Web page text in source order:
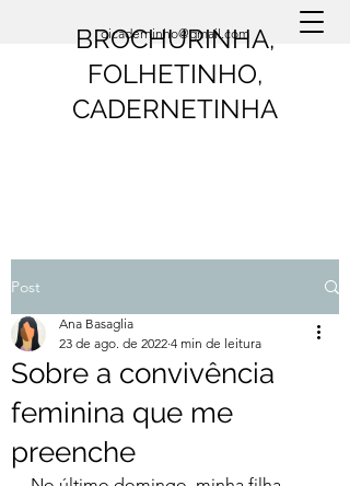
BROCHURINHA,
FOLHETINHO,
CADERNETINHA
oicaderninho@gmail.com
Post
Sobre a convivência
feminina que me
preenche
Ana Basaglia
23 de ago. de 2022 4 min de leitura